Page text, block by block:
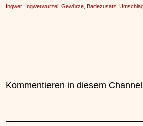
Ingwer Ingwerwurzel Gewürze Badezusatz
Kommentieren in diesem